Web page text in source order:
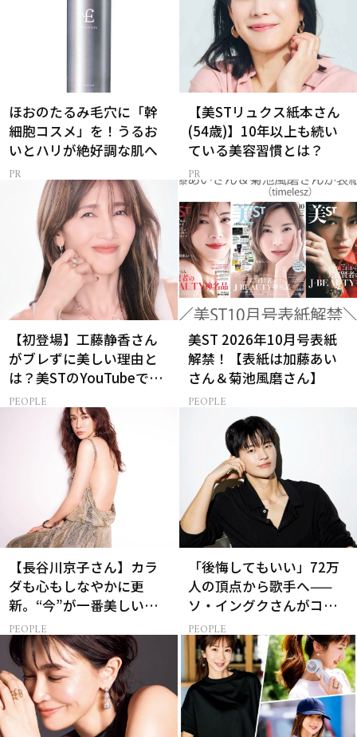
ほおのたるみ毛穴に「幹
細胞コスメ」を！うるお
いとハリが絶好調な肌へ
【美STリュクス紙本さん
(54歳)】10年以上も続い
ている美容習慣とは？
【初登場】工藤静香さん
がブレずに美しい理由と
は？美STのYouTubeでは
ALL私物の「ポーチの中
身」も大公開！
PEOPLE
美ST 2026年10月号表紙
解禁！【表紙は加藤あい
さん＆菊池風磨さん】
PEOPLE
【長谷川京子さん】カラ
ダも心もしなやかに更
新。“今”が一番美しい
［特別画像集］
PEOPLE
「後悔してもいい」72万
人の頂点から歌手へ——
ソ・イングクさんがコツ
コツ頑張れる原動力とは
PEOPLE